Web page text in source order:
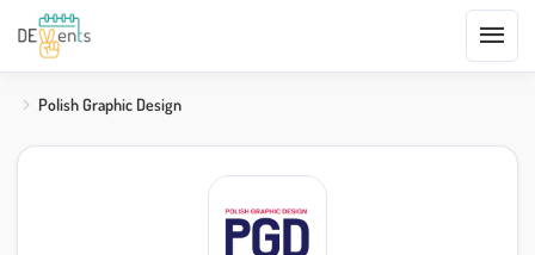
menu
Polish Graphic Design